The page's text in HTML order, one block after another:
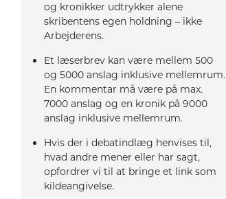
og kronikker udtrykker alene
skribentens egen holdning – ikke
Arbejderens.
Et læserbrev kan være mellem 500
og 5000 anslag inklusive mellemrum.
En kommentar må være på max.
7000 anslag og en kronik på 9000
anslag inklusive mellemrum.
Hvis der i debatindlæg henvises til,
hvad andre mener eller har sagt,
opfordrer vi til at bringe et link som
kildeangivelse.